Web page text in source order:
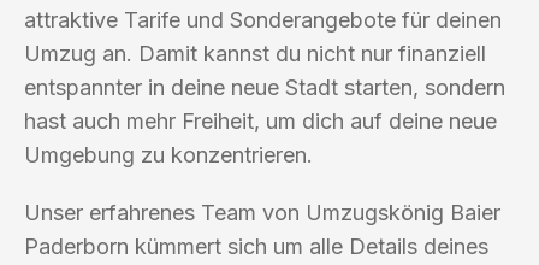
attraktive Tarife und Sonderangebote für deinen
Umzug an. Damit kannst du nicht nur finanziell
entspannter in deine neue Stadt starten, sondern
hast auch mehr Freiheit, um dich auf deine neue
Umgebung zu konzentrieren.
Unser erfahrenes Team von Umzugskönig Baier
Paderborn kümmert sich um alle Details deines